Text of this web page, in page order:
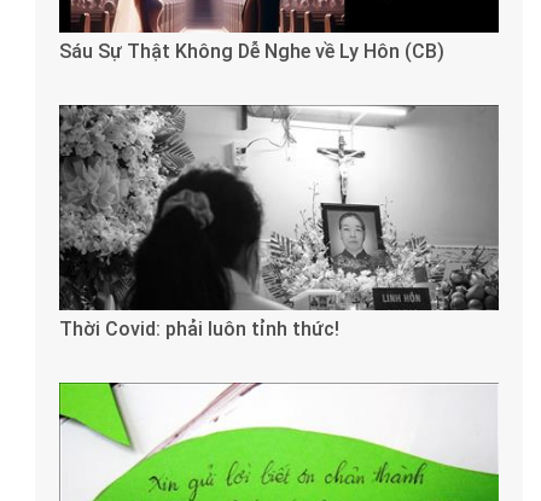
Sáu Sự Thật Không Dễ Nghe về Ly Hôn (CB)
Thời Covid: phải luôn tỉnh thức!